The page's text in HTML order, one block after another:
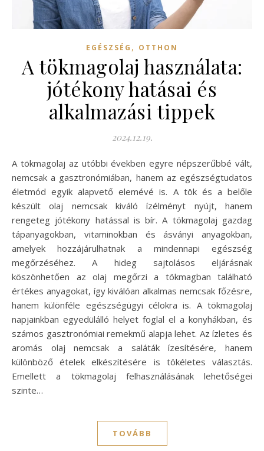
EGÉSZSÉG , OTTHON
A tökmagolaj használata:
jótékony hatásai és
alkalmazási tippek
2024.12.19.
A tökmagolaj az utóbbi években egyre népszerűbbé vált,
nemcsak a gasztronómiában, hanem az egészségtudatos
életmód egyik alapvető elemévé is. A tök és a belőle
készült olaj nemcsak kiváló ízélményt nyújt, hanem
rengeteg jótékony hatással is bír. A tökmagolaj gazdag
tápanyagokban, vitaminokban és ásványi anyagokban,
amelyek hozzájárulhatnak a mindennapi egészség
megőrzéséhez. A hideg sajtolásos eljárásnak
köszönhetően az olaj megőrzi a tökmagban található
értékes anyagokat, így kiválóan alkalmas nemcsak főzésre,
hanem különféle egészségügyi célokra is. A tökmagolaj
napjainkban egyedülálló helyet foglal el a konyhákban, és
számos gasztronómiai remekmű alapja lehet. Az ízletes és
aromás olaj nemcsak a saláták ízesítésére, hanem
különböző ételek elkészítésére is tökéletes választás.
Emellett a tökmagolaj felhasználásának lehetőségei
szinte…
TOVÁBB